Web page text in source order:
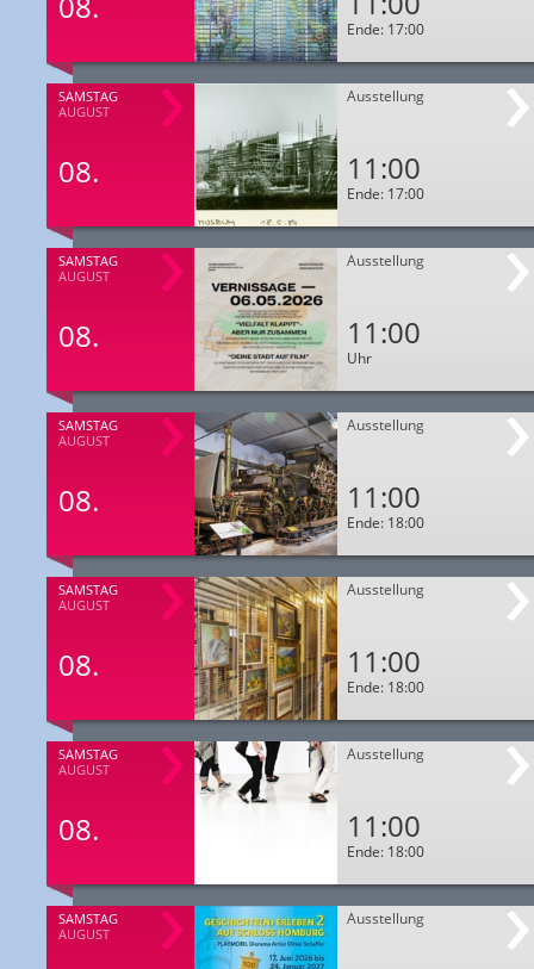
Ende: 17:00
SAMSTAG
AUGUST
08.
Ausstellung
11:00
Ende: 17:00
SAMSTAG
AUGUST
08.
Ausstellung
11:00
Uhr
SAMSTAG
AUGUST
08.
Ausstellung
11:00
Ende: 18:00
SAMSTAG
AUGUST
08.
Ausstellung
11:00
Ende: 18:00
SAMSTAG
AUGUST
08.
Ausstellung
11:00
Ende: 18:00
SAMSTAG
AUGUST
Ausstellung